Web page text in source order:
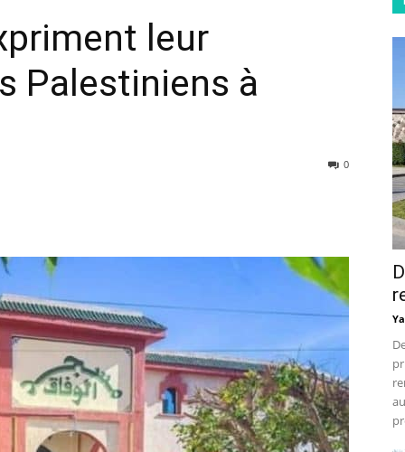
leur
Palestiniens à
0